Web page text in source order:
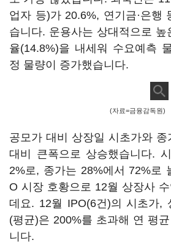
업자 등)가 20.6%, 연기금·은행
습니다. 운용사는 상대적으로 높
율(14.8%)을 내세워 수요예측
정 물량이 증가했습니다.
(자료=금융감독원)
공모가 대비 상장일 시초가와 종
대비 큰폭으로 상승했습니다.
2%로, 종가는 28%에서 72%로
O 시장 호황으로 12월 상장사
데요. 12월 IPO(6건)의 시초가,
(평균)은 200%를 초과해 연 평
니다.